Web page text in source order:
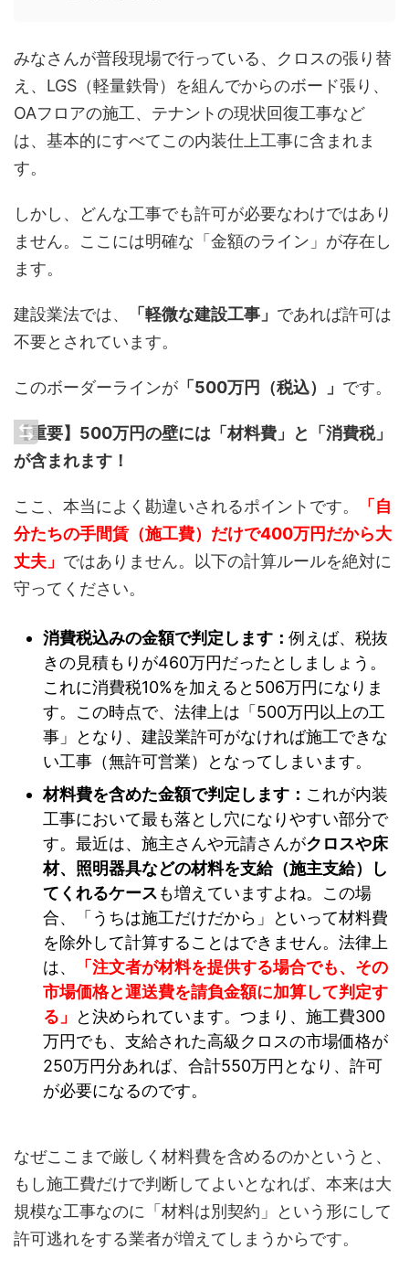
みなさんが普段現場で行っている、クロスの張り替
え、LGS（軽量鉄骨）を組んでからのボード張り、
OAフロアの施工、テナントの現状回復工事など
は、基本的にすべてこの内装仕上工事に含まれま
す。
しかし、どんな工事でも許可が必要なわけではあり
ません。ここには明確な「金額のライン」が存在し
ます。
建設業法では、 「軽微な建設工事」 であれば許可は
不要とされています。
このボーダーラインが 「500万円（税込）」 です。
【重要】500万円の壁には「材料費」と「消費税」
が含まれます！
ここ、本当によく勘違いされるポイントです。
「自
分たちの手間賃（施工費）だけで400万円だから大
丈夫」 ではありません。以下の計算ルールを絶対に
守ってください。
消費税込みの金額で判定します：例えば、税抜
きの見積もりが460万円だったとしましょう。
これに消費税10%を加えると506万円になりま
す。この時点で、法律上は「500万円以上の工
事」となり、建設業許可がなければ施工できな
い工事（無許可営業）となってしまいます。
材料費を含めた金額で判定します： これが内装
工事において最も落とし穴になりやすい部分で
す。最近は、施主さんや元請さんがクロスや床
材、照明器具などの材料を支給（施主支給）し
てくれるケースも増えていますよね。この場
合、「うちは施工だけだから」といって材料費
を除外して計算することはできません。法律上
は、
「注文者が材料を提供する場合でも、その
市場価格と運送費を請負金額に加算して判定す
る」
と決められています。つまり、施工費300
万円でも、支給された高級クロスの市場価格が
250万円分あれば、合計550万円となり、許可
が必要になるのです。
なぜここまで厳しく材料費を含めるのかというと、
もし施工費だけで判断してよいとなれば、本来は大
規模な工事なのに「材料は別契約」という形にして
許可逃れをする業者が増えてしまうからです。